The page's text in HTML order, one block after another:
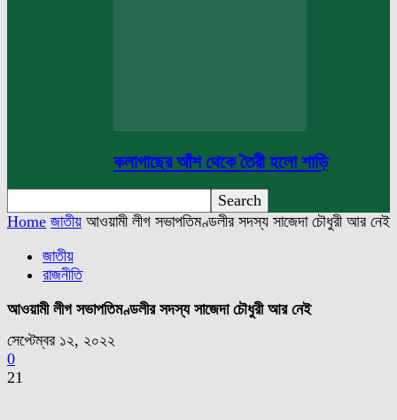
কলাগাছের আঁশ থেকে তৈরী হলো শাড়ি
Home জাতীয় আওয়ামী লীগ সভাপতিমণ্ডলীর সদস্য সাজেদা চৌধুরী আর নেই
জাতীয়
রাজনীতি
আওয়ামী লীগ সভাপতিমণ্ডলীর সদস্য সাজেদা চৌধুরী আর নেই
সেপ্টেম্বর ১২, ২০২২
0
21